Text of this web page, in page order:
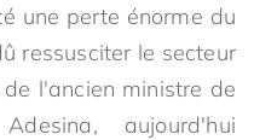
une perte énorme du
ressusciter le secteur
l'ancien ministre de
aujourd'hui